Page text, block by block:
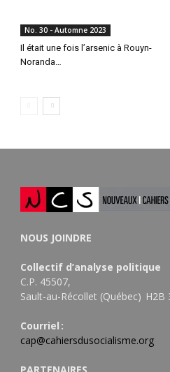
No. 30 - Automne 2023
Il était une fois l’arsenic à Rouyn-
Noranda…
NOUS JOINDRE
Collectif d’analyse politique
C.P. 45507,
Sault-au-Récollet (Québec) H2B
Courriel :
cap@cahiersdusocialisme.org